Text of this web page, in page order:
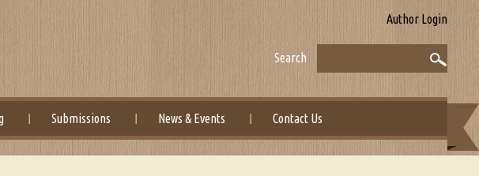
Author Login
Search
Submissions News & Events Contact Us